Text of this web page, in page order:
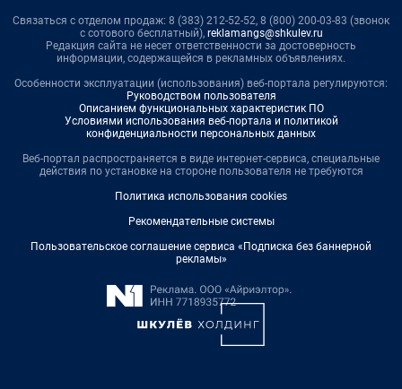
Связаться с отделом продаж: 8 (383) 212-52-52, 8 (800) 200-03-83 (звонок
с сотового бесплатный), reklamangs@shkulev.ru
Редакция сайта не несет ответственности за достоверность
информации, содержащейся в рекламных объявлениях.
Особенности эксплуатации (использования) веб-портала регулируются:
Руководством пользователя
Описанием функциональных характеристик ПО
Условиями использования веб-портала и политикой
конфиденциальности персональных данных
Веб-портал распространяется в виде интернет-сервиса, специальные
действия по установке на стороне пользователя не требуются
Политика использования cookies
Рекомендательные системы
Пользовательское соглашение сервиса «Подписка без баннерной
рекламы»